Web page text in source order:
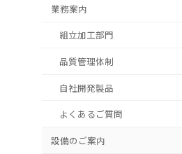
業務案内
組立加工部門
品質管理体制
自社開発製品
よくあるご質問
設備のご案内